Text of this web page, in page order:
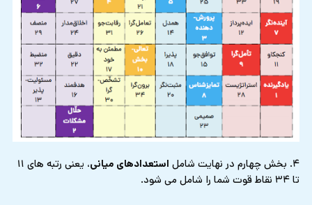
۴. بخش چهارم در نهایت شامل استعدادهای میانی
، یعنی رتبه های ۱۱
تا ۳۴ نقاط قوت شما را شامل می شود.